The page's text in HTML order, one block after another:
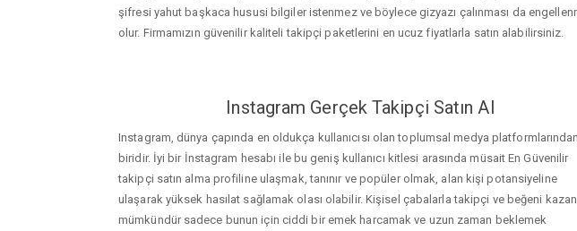
şifresi yahut başkaca hususi bilgiler istenmez ve böylece gizyazı çalınması da
olur. Firmamızın güvenilir kaliteli takipçi paketlerini en ucuz fiyatlarla satın alabilirsiniz.
Instagram Gerçek Takipçi Satın Al
Instagram, dünya çapında en oldukça kullanıcısı olan toplumsal medya platformlarından
biridir. İyi bir İnstagram hesabı ile bu geniş kullanıcı kitlesi arasında müsait En Güvenilir
takipçi satın alma profiline ulaşmak, tanınır ve popüler olmak, alan kişi potansiyeline
ulaşarak yüksek hasılat sağlamak olası olabilir. Kişisel çabalarla takipçi ve beğeni
mümkündür sadece bunun için ciddi bir emek harcamak ve uzun zaman beklemek